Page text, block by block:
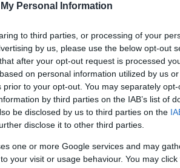
Personal Information
to third parties, or processing of your
by us, please use the below opt-out
after your opt-out request is processed
on personal information utilized by us
to your opt-out. You may separately
by third parties on the IAB’s list of
be disclosed by us to third parties on the
disclose it to other third parties.
one or more Google services and may
your visit or usage behaviour. You may
Harley Quinn